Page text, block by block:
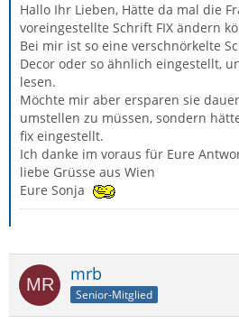
Hallo Ihr Lieben, Hätte da mal die
voreingestellte Schrift FIX ändern
Bei mir ist so eine verschnörkelte
Decor oder so ähnlich eingestellt,
lesen.
Möchte mir aber ersparen sie
umstellen zu müssen, sondern
fix eingestellt.
Ich danke im voraus für Eure
liebe Grüsse aus Wien
Eure Sonja
mrb
Senior-Mitglied